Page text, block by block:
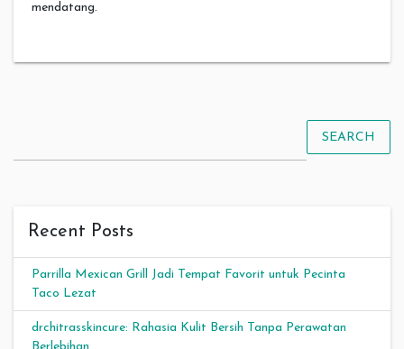
mendatang.
SEARCH
Recent Posts
Parrilla Mexican Grill Jadi Tempat Favorit untuk Pecinta
Taco Lezat
drchitrasskincure: Rahasia Kulit Bersih Tanpa Perawatan